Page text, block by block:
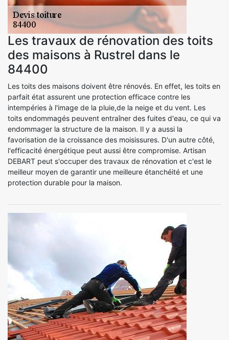
Les travaux de rénovation des toits
des maisons à Rustrel dans le
84400
Les toits des maisons doivent être rénovés. En effet, les toits en
parfait état assurent une protection efficace contre les
intempéries à l'image de la pluie,de la neige et du vent. Les
toits endommagés peuvent entraîner des fuites d'eau, ce qui va
endommager la structure de la maison. Il y a aussi la
favorisation de la croissance des moisissures. D'un autre côté,
l'efficacité énergétique peut aussi être compromise. Artisan
DEBART peut s'occuper des travaux de rénovation et c'est le
meilleur moyen de garantir une meilleure étanchéité et une
protection durable pour la maison.